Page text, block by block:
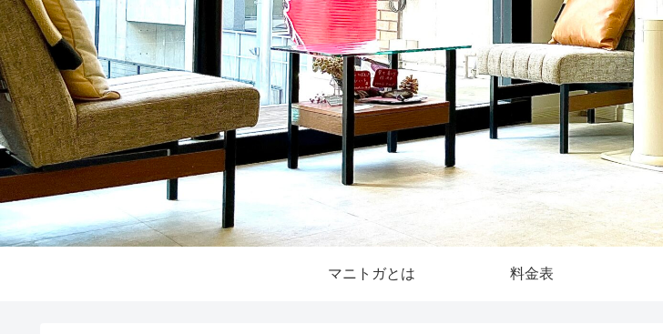
マニトガとは 料金表